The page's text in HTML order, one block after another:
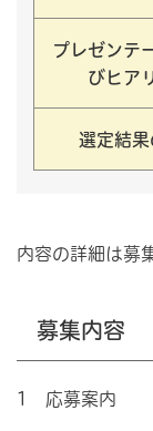
プレゼンテ
びヒア
選定結
内容の詳細は募
募集内容
1 応募案内